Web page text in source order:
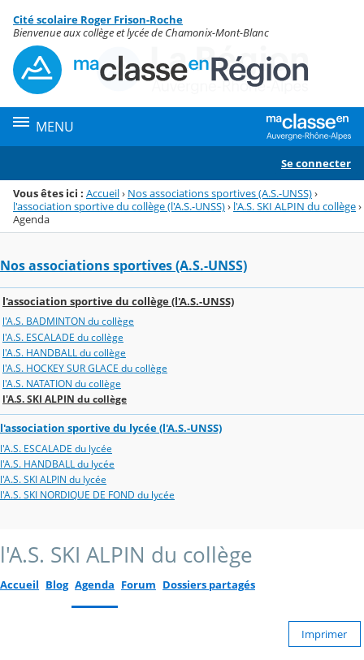
Menu de la rubrique
Contenu
Cité scolaire Roger Frison-Roche
Bienvenue aux collège et lycée de Chamonix-Mont-Blanc
MENU
Se connecter
Vous êtes ici : Accueil› Nos associations sportives (A.S.-UNSS)›
l'association sportive du collège (l'A.S.-UNSS)› l'A.S. SKI ALPIN du collège›
Agenda
Nos associations sportives (A.S.-UNSS)
l'association sportive du collège (l'A.S.-UNSS)
l'A.S. BADMINTON du collège
l'A.S. ESCALADE du collège
l'A.S. HANDBALL du collège
l'A.S. HOCKEY SUR GLACE du collège
l'A.S. NATATION du collège
l'A.S. SKI ALPIN du collège
l'association sportive du lycée (l'A.S.-UNSS)
l'A.S. ESCALADE du lycée
l'A.S. HANDBALL du lycée
l'A.S. SKI ALPIN du lycée
l'A.S. SKI NORDIQUE DE FOND du lycée
l'A.S. SKI ALPIN du collège
Accueil Blog Agenda Forum Dossiers partagés
Imprimer